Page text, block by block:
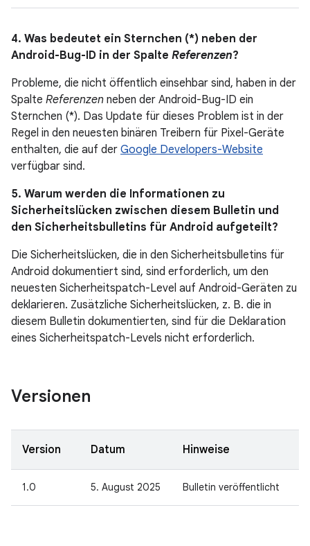
4. Was bedeutet ein Sternchen (*) neben der
Android-Bug-ID in der Spalte Referenzen?
Probleme, die nicht öffentlich einsehbar sind, haben in der
Spalte Referenzen neben der Android-Bug-ID ein
Sternchen (*). Das Update für dieses Problem ist in der
Regel in den neuesten binären Treibern für Pixel-Geräte
enthalten, die auf der Google Developers-Website
verfügbar sind.
5. Warum werden die Informationen zu
Sicherheitslücken zwischen diesem Bulletin und
den Sicherheitsbulletins für Android aufgeteilt?
Die Sicherheitslücken, die in den Sicherheitsbulletins für
Android dokumentiert sind, sind erforderlich, um den
neuesten Sicherheitspatch-Level auf Android-Geräten zu
deklarieren. Zusätzliche Sicherheitslücken, z. B. die in
diesem Bulletin dokumentierten, sind für die Deklaration
eines Sicherheitspatch-Levels nicht erforderlich.
Versionen
Version Datum Hinweise
1.0 5. August 2025 Bulletin veröffentlicht